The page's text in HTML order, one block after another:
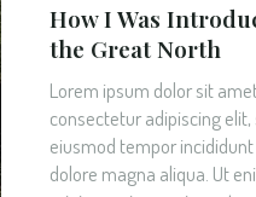
How I Was
the Great North
Lorem ipsum dolor sit
consectetur adipiscing elit,
eiusmod tempor
dolore magna aliqua. Ut